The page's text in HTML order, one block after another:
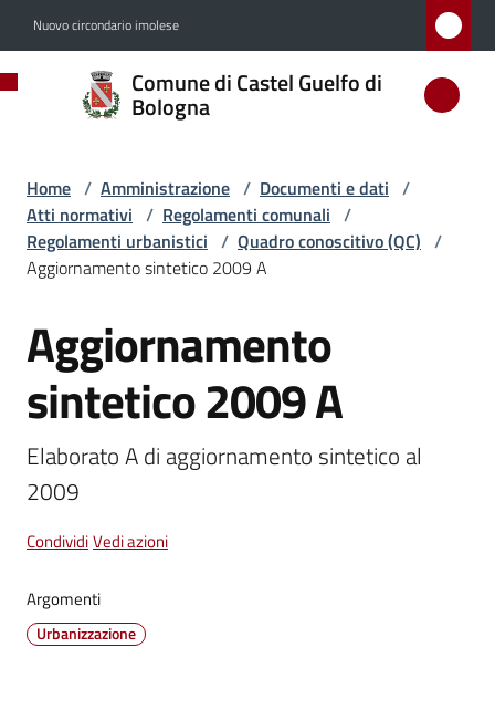
Nuovo circondario imolese
Comune di Castel Guelfo di
Bologna
Comune
di
Guelfo
di
Bologna
Amministrazione
Menu selezionato
Novità
Servizi
Vivere
Guelfo
Home / Amministrazione / Documenti e dati /
Atti normativi / Regolamenti comunali /
Regolamenti urbanistici / Quadro conoscitivo (QC) /
Aggiornamento sintetico 2009 A
Salta al contenuto
Aggiornamento
sintetico 2009 A
Elaborato A di aggiornamento sintetico al
2009
CondividiVedi azioni
Argomenti
Urbanizzazione